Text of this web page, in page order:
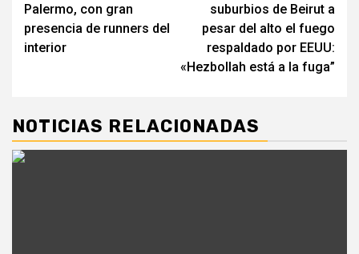
entradas
Palermo, con gran
presencia de runners del
interior
suburbios de Beirut a
pesar del alto el fuego
respaldado por EEUU:
«Hezbollah está a la fuga”
NOTICIAS RELACIONADAS